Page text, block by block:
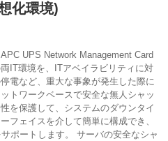
化環境)
UPS Network Management Card
IT環境を、ITアベイラビリティに対
電など、重大な事象が発生した際に
トワークベースで安全な無人シャッ
を保護して、システムのダウンタイ
フェイスを介して簡単に構成でき、
ポートします。 サーバの安全なシャ